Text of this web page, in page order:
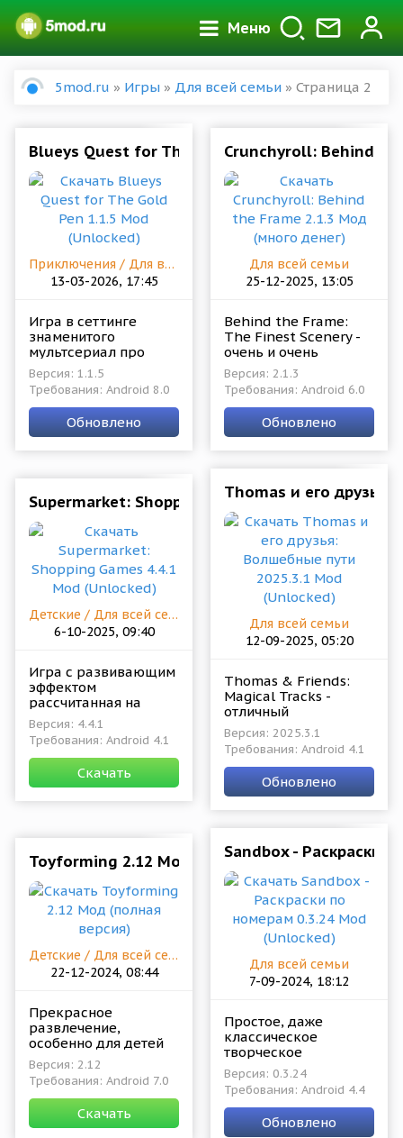
Меню
5mod.ru » Игры » Для всей семьи » Страница 2
Blueys Quest for The Gold Pen 1.1.5 Mod
Приключения / Для всей семьи
13-03-2026, 17:45
Игра в сеттинге
знаменитого
мультсериал про
непоседливого
щенка. Проект
обладает
официальным
сюжетом созданным
Версия: 1.1.5
Требования: Android 8.0
Обновлено
Crunchyroll: Behind
Для всей семьи
25-12-2025, 13:05
Behind the Frame:
The Finest Scenery -
очень и очень
красивый, и не
только в сфере
графики,
интерактивный
проект, что
Версия: 2.1.3
Требования: Android 6.0
Обновлено
Supermarket: Shopping Games 4.4.1 Mod
Детские / Для всей семьи
6-10-2025, 09:40
Игра с развивающим
эффектом
рассчитанная на
детей. Они получают
механику поиска
предмета в антураже
семейного похода в
супермаркет.
Версия: 4.4.1
Требования: Android 4.1
Скачать
Thomas и его
Для всей семьи
12-09-2025, 05:20
Thomas & Friends:
Magical Tracks -
отличный
приключенческий
проект от Budge
Studios в который
играть будет
интересно не только
Версия: 2025.3.1
Требования: Android 4.1
Обновлено
Toyforming 2.12 Мод (полная версия)
Детские / Для всей семьи
22-12-2024, 08:44
Прекрасное
развлечение,
особенно для детей
постоянно
тренирующих свою
творческую сторону и
желающих, чтобы их
старания не
Версия: 2.12
Требования: Android 7.0
Скачать
Sandbox - Раскраски
Для всей семьи
7-09-2024, 18:12
Простое, даже
классическое
творческое
приложение в
котором геймеры
будут раскрашивать
разнообразные
картины в
Версия: 0.3.24
Требования: Android 4.4
Обновлено